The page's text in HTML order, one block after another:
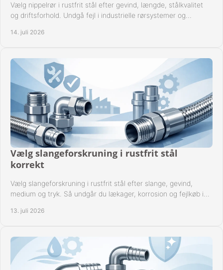
Vælg nippelrør i rustfrit stål efter gevind, længde, stålkvalitet
og driftsforhold. Undgå fejl i industrielle rørsystemer og
14. juli 2026
Vælg slangeforskruning i rustfrit stål
korrekt
Vælg slangeforskruning i rustfrit stål efter slange, gevind,
medium og tryk. Så undgår du lækager, korrosion og fejlkøb i
13. juli 2026